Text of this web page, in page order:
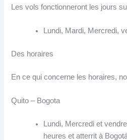
Les vols fonctionneront les jours
Lundi, Mardi, Mercredi,
Des horaires
En ce qui concerne les horaires,
Quito – Bogota
Lundi, Mercredi et
heures et atterrit à